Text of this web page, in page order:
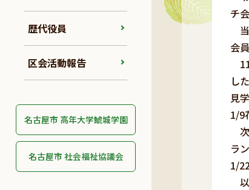
歴代役員
区会活動報告
名古屋市 高年大学鯱城学園
名古屋市 社会福祉協議会
チ
会
し
見
1/9
ラ
1/